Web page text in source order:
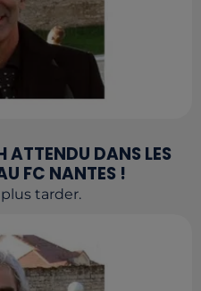
DANS LES
FC NANTES !
tarder.